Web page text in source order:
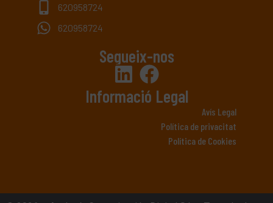
620958724
620958724
Segueix-nos
Informació Legal
Avís Legal
Política de privacitat
Política de Cookies